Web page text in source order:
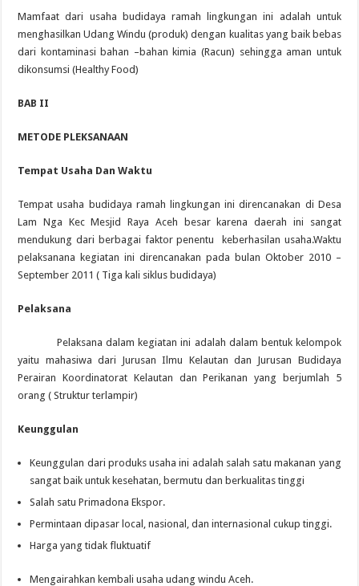
Mamfaat dari usaha budidaya ramah lingkungan ini adalah untuk
menghasilkan Udang Windu (produk) dengan kualitas yang baik bebas
dari kontaminasi bahan –bahan kimia (Racun) sehingga aman untuk
dikonsumsi (Healthy Food)
BAB II
METODE PLEKSANAAN
Tempat Usaha Dan Waktu
Tempat usaha budidaya ramah lingkungan ini direncanakan di Desa
Lam Nga Kec Mesjid Raya Aceh besar karena daerah ini sangat
mendukung dari berbagai faktor penentu keberhasilan usaha.Waktu
pelaksanana kegiatan ini direncanakan pada bulan Oktober 2010 –
September 2011 ( Tiga kali siklus budidaya)
Pelaksana
Pelaksana dalam kegiatan ini adalah dalam bentuk kelompok
yaitu mahasiwa dari Jurusan Ilmu Kelautan dan Jurusan Budidaya
Perairan Koordinatorat Kelautan dan Perikanan yang berjumlah 5
orang ( Struktur terlampir)
Keunggulan
Keunggulan dari produks usaha ini adalah salah satu makanan yang
sangat baik untuk kesehatan, bermutu dan berkualitas tinggi
Salah satu Primadona Ekspor.
Permintaan dipasar local, nasional, dan internasional cukup tinggi.
Harga yang tidak fluktuatif
Mengairahkan kembali usaha udang windu Aceh.